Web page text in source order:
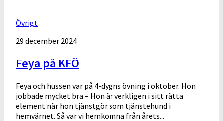
Övrigt
29 december 2024
Feya på KFÖ
Feya och hussen var på 4-dygns övning i oktober. Hon
jobbade mycket bra – Hon är verkligen i sitt rätta
element när hon tjänstgör som tjänstehund i
hemvärnet. Så var vi hemkomna från årets...